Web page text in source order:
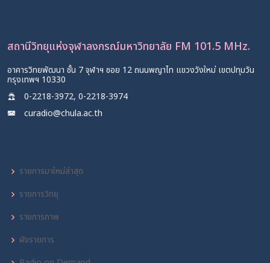
สถานีวิทยุแห่งจุฬาลงกรณ์มหาวิทยาลัย FM 101.5 MHz.
อาคารวิทยพัฒนา ชั้น 7 จุฬาฯ ซอย 12 ถนนพญาไท แขวงวังใหม่ เขตปทุมวัน
กรุงเทพฯ 10330
0-2218-3972, 0-2218-3974
curadio@chula.ac.th
รายการมาใหม่ล่าสุด
รายการวิทยุ
รายการภาพ
ผังรายการ